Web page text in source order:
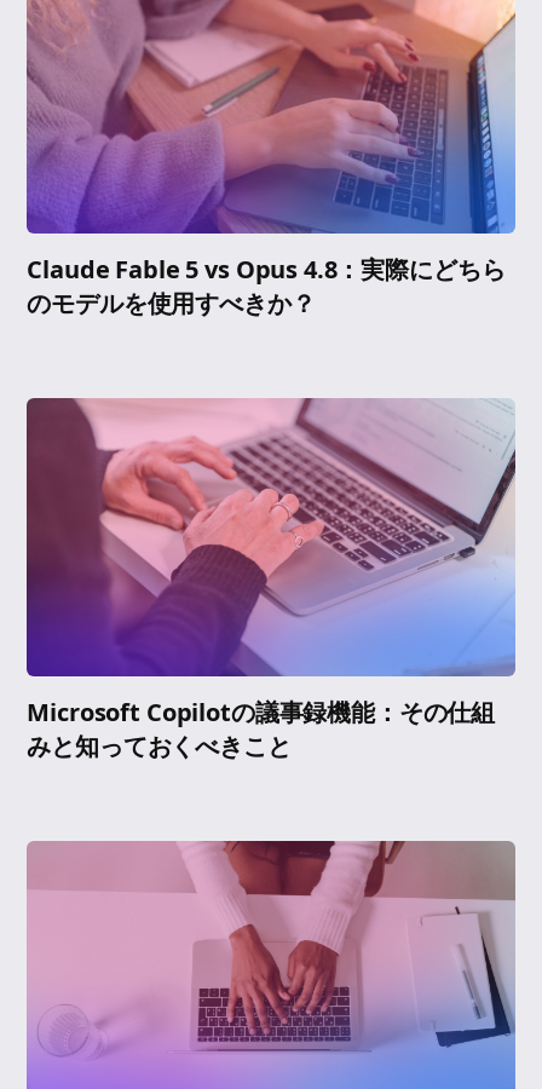
Claude Fable 5 vs Opus 4.8：実際にどちら
のモデルを使用すべきか？
Microsoft Copilotの議事録機能：その仕組
みと知っておくべきこと